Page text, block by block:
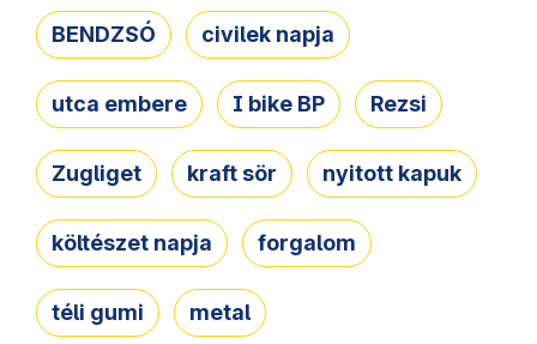
BENDZSÓ civilek napja
utca embere I bike BP Rezsi
Zugliget kraft sör nyitott kapuk
költészet napja forgalom
téli gumi metal